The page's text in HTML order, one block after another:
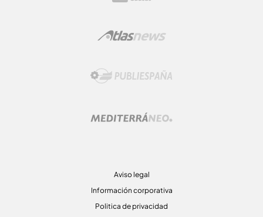
Aviso legal
Información corporativa
Politica de privacidad